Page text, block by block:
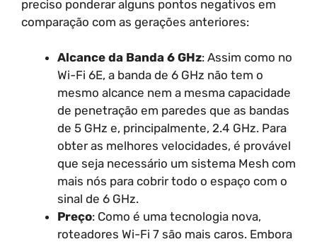
preciso ponderar alguns pontos negativos em
comparação com as gerações anteriores:
Alcance da Banda 6 GHz: Assim como no
Wi-Fi 6E, a banda de 6 GHz não tem o
mesmo alcance nem a mesma capacidade
de penetração em paredes que as bandas
de 5 GHz e, principalmente, 2.4 GHz. Para
obter as melhores velocidades, é provável
que seja necessário um sistema Mesh com
mais nós para cobrir todo o espaço com o
sinal de 6 GHz.
Preço: Como é uma tecnologia nova,
roteadores Wi-Fi 7 são mais caros. Embora